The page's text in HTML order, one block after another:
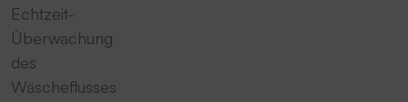
Echtzeit-
Überwachung
des
Wäscheflusses